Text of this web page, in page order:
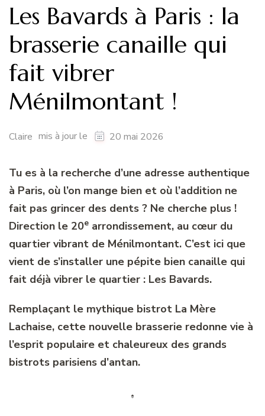
Les Bavards à Paris : la
brasserie canaille qui
fait vibrer
Ménilmontant !
Claire mis à jour le 20 mai 2026
Tu es à la recherche d’une adresse authentique
à Paris, où l’on mange bien et où l’addition ne
fait pas grincer des dents ? Ne cherche plus !
Direction le 20e arrondissement, au cœur du
quartier vibrant de Ménilmontant. C’est ici que
vient de s’installer une pépite bien canaille qui
fait déjà vibrer le quartier : Les Bavards.
Remplaçant le mythique bistrot La Mère
Lachaise, cette nouvelle brasserie redonne vie à
l’esprit populaire et chaleureux des grands
bistrots parisiens d’antan.